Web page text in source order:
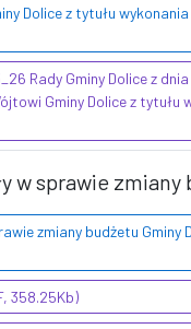
Dolice z tytułu
Rady Gminy Dolice z
Gminy Dolice z tytułu
w sprawie
zmiany budżetu Gminy
358.25Kb)